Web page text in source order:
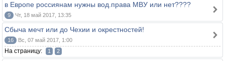
в Европе россиянам нужны вод.права МВУ или нет????
9 Чт, 18 май 2017, 13:35
Сбыча мечт или до Чехии и окрестностей!
16 Вс, 07 май 2017, 1:00
На страницу: 1 2